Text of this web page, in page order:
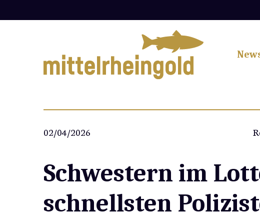
02/04/2026
Schwestern im
schnellsten